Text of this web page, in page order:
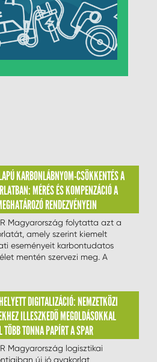
KARBONLÁBNYOM-CSÖKKENTÉS A
MÉRÉS ÉS KOMPENZÁCIÓ A
RENDEZVÉNYEIN
Magyarország folytatta azt a
amely szerint kiemelt
eseményeit karbontudatos
mentén szervezi meg. A
vizsgálat szerint 304 őshonos
elültetése biztosítja az
a természettel.
DIGITALIZÁCIÓ: NEMZETKÖZI
ILLESZKEDŐ MEGOLDÁSOKKAL
TÖBB TONNA PAPÍRT A SPAR
Magyarország logisztikai
új jó gyakorlat